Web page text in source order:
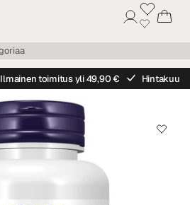
Ilmainen toimitus yli 49,90 € Hintakuu